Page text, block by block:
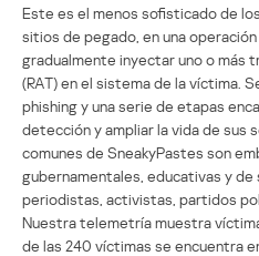
Este es el menos sofisticado de
sitios de pegado, en una operación
gradualmente inyectar uno o más
(RAT) en el sistema de la víctima.
phishing y una serie de etapas
detección y ampliar la vida de sus
comunes de SneakyPastes son
gubernamentales, educativas y de
periodistas, activistas, partidos
Nuestra telemetría muestra
de las 240 víctimas se encuentra